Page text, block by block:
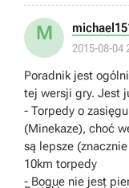
M
2015-08-04
Poradnik jest
tej wersji gry. Jest
- Torpedy o
(Minekaze), choć
są lepsze
10km torpedy
- Bogue nie jest